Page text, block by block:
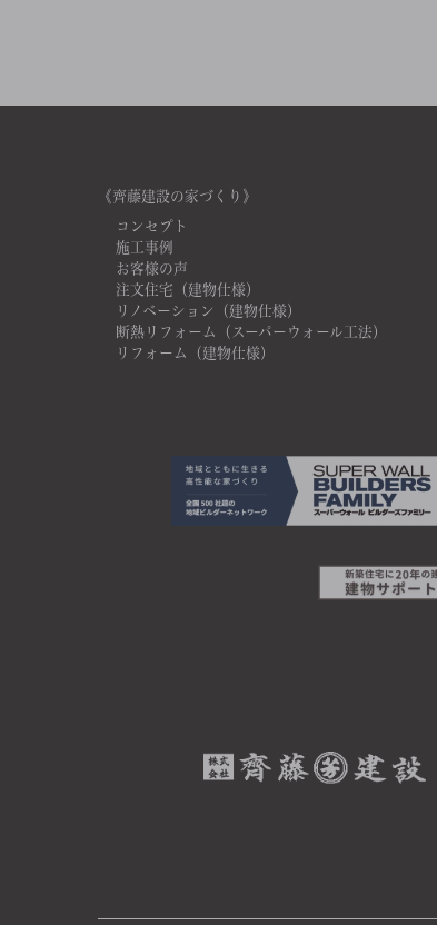
《齊藤建設の家づくり》
コンセプト
施工事例
お客様の声
注文住宅（建物仕様）
リノベーション（建物仕様）
断熱リフォーム（スーパーウォール工法）
リフォーム（建物仕様）